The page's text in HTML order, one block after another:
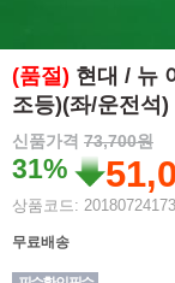
(품절) 현대 / 뉴
조등)(좌/운전석)
신품가격 73,700원
31%
상품코드:
무료배송